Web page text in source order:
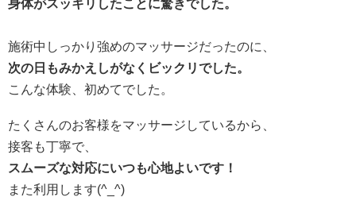
身体がスッキリしたことに驚きでした。
施術中しっかり強めのマッサージだったのに、
次の日もみかえしがなくビックリでした。
こんな体験、初めてでした。
たくさんのお客様をマッサージしているから、
接客も丁寧で、
スムーズな対応にいつも心地よいです！
また利用します(^_^)